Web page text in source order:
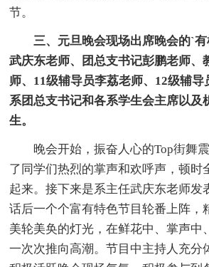
节。
三、元旦晚会现场出席晚会的`
武庆东老师、团总支书记彭鹏老师、
师、11级辅导员李荔老师、12级辅
系团总支书记和各系学生会主席以及
生。
晚会开始，振奋人心的Top街舞震
了同学们热烈的掌声和欢呼声，顿时
起来。接下来是系主任武庆东老师发
话后一个个富有特色节目轮番上阵，
美轮美奂的灯光，在鲜花中、掌声中
一次次推向高潮。节目中主持人充分